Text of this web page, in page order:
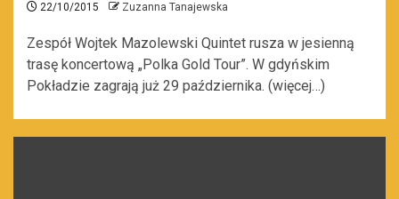
22/10/2015 Zuzanna Tanajewska
Zespół Wojtek Mazolewski Quintet rusza w jesienną
trasę koncertową „Polka Gold Tour”. W gdyńskim
Pokładzie zagrają już 29 października. (więcej…)